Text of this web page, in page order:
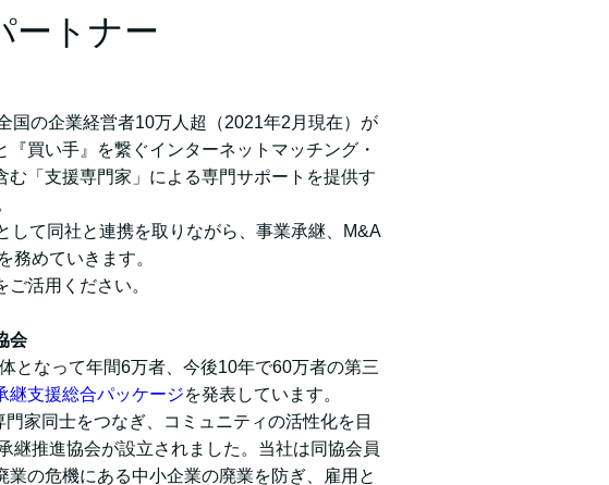
ートナー
国の企業経営者10万人超（2021年2月現在）が
買い手』を繋ぐインターネットマッチング・
「支援専門家」による専門サポートを提供す
して同社と連携を取りながら、事業承継、M&A
務めていきます。
活用ください。
会
となって年間6万者、今後10年で60万者の第三
継支援総合パッケージを発表しています。
家同士をつなぎ、コミュニティの活性化を目
継推進協会が設立されました。当社は同協会員
業の危機にある中小企業の廃業を防ぎ、雇用と